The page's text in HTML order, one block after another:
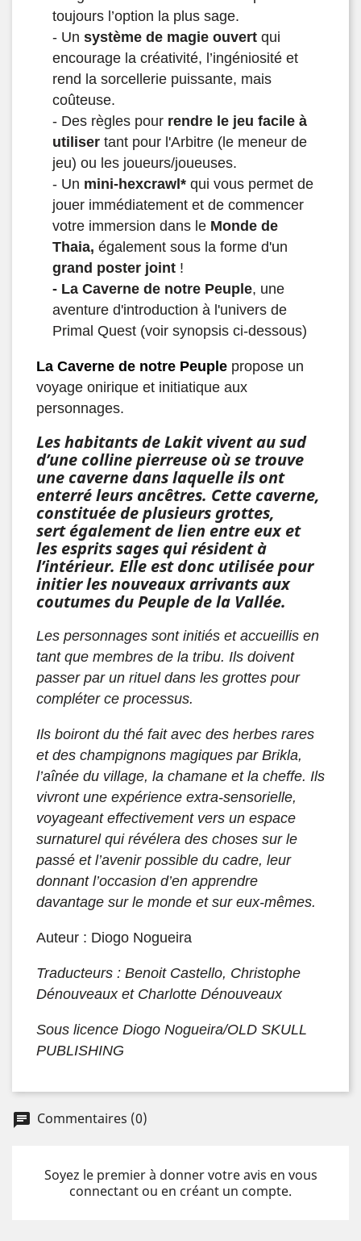
toujours l’option la plus sage.
- Un système de magie ouvert qui
encourage la créativité, l’ingéniosité et
rend la sorcellerie puissante, mais
coûteuse.
- Des règles pour rendre le jeu facile à
utiliser tant pour l'Arbitre (le meneur de
jeu) ou les joueurs/joueuses.
- Un mini-hexcrawl* qui vous permet de
jouer immédiatement et de commencer
votre immersion dans le Monde de
Thaia, également sous la forme d'un
grand poster joint !
- La Caverne de notre Peuple, une
aventure d'introduction à l'univers de
Primal Quest (voir synopsis ci-dessous)
La Caverne de notre Peuple propose un
voyage onirique et initiatique aux
personnages.
Les habitants de Lakit vivent au sud
d’une colline pierreuse où se trouve
une caverne dans laquelle ils ont
enterré leurs ancêtres. Cette caverne,
constituée de plusieurs grottes,
sert également de lien entre eux et
les esprits sages qui résident à
l’intérieur. Elle est donc utilisée pour
initier les nouveaux arrivants aux
coutumes du Peuple de la Vallée.
Les personnages sont initiés et accueillis en
tant que membres de la tribu. Ils doivent
passer par un rituel dans les grottes pour
compléter ce processus.
Ils boiront du thé fait avec des herbes rares
et des champignons magiques par Brikla,
l’aînée du village, la chamane et la cheffe. Ils
vivront une expérience extra-sensorielle,
voyageant effectivement vers un espace
surnaturel qui révélera des choses sur le
passé et l’avenir possible du cadre, leur
donnant l’occasion d’en apprendre
davantage sur le monde et sur eux-mêmes.
Auteur : Diogo Nogueira
Traducteurs : Benoit Castello, Christophe
Dénouveaux et Charlotte Dénouveaux
Sous licence Diogo Nogueira/OLD SKULL
PUBLISHING
chat Commentaires (0)
Soyez le premier à donner votre avis en vous
connectant ou en créant un compte.